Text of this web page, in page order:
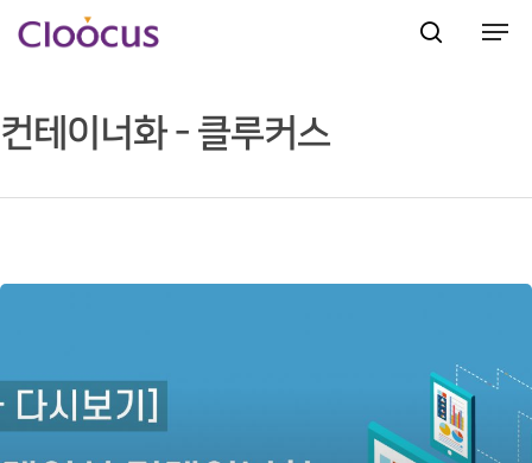
Hit enter to search or ESC to close
컨테이너화 - 클루커스